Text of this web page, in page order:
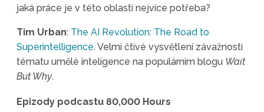
jaká práce je v této oblasti nejvíce potřeba?
Tim Urban: The AI Revolution: The Road to
Superintelligence. Velmi čtivé vysvětlení závažnosti
tématu umělé inteligence na populárním blogu Wait
But Why.
Epizody podcastu 80,000 Hours